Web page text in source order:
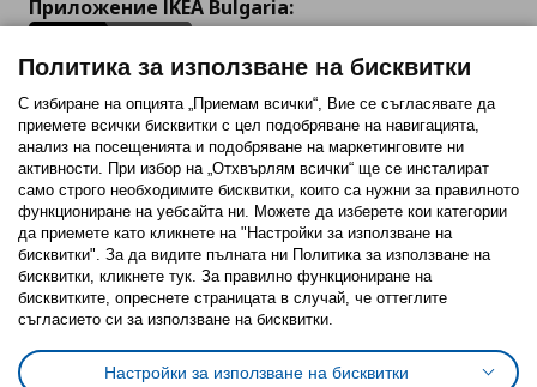
Приложение IKEA Bulgaria:
Последвайте ни:
FacebookTwitterYoutubePinterestInstagram
Политика за използване на бисквитки (Cookies)
Избор на настройки за използване на бисквитки
Условия за ползване на ikea.bgОбща политика за личните данни
Политика за използване на бисквитки
С избиране на опцията „Приемам всички“, Вие се съгласявате да
приемете всички бисквитки с цел подобряване на навигацията,
анализ на посещенията и подобряване на маркетинговите ни
активности. При избор на „Отхвърлям всички“ ще се инсталират
само строго необходимитe бисквитки, които са нужни за правилното
функциониране на уебсайта ни. Можете да изберете кои категории
да приемете като кликнете на "Настройки за използване на
бисквитки". За да видите пълната ни Политика за използване на
бисквитки, кликнете тук. За правилно функциониране на
бисквитките, опреснете страницата в случай, че оттеглите
съгласието си за използване на бисквитки.
Настройки за използване на бисквитки